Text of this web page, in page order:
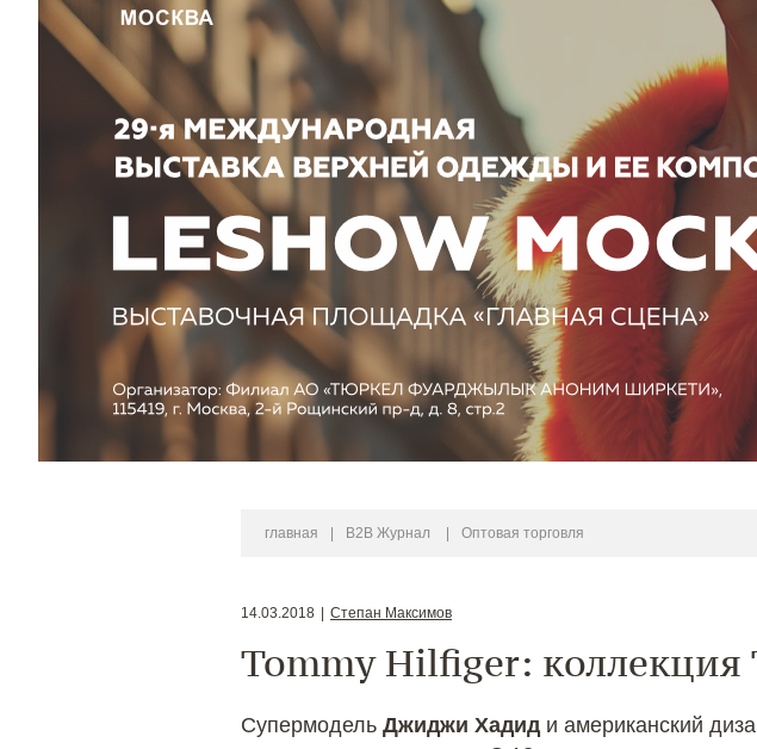
главная B2B Журнал Оптовая торговля
14.03.2018 Степан Максимов
Tommy Hilfiger: коллекция
Супермодель Джиджи Хадид и американский